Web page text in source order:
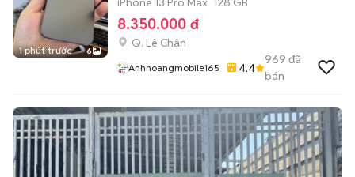
1 phút trước 6
8.350.000 đ
Q. Lê Chân
Anhhoangmobile165 4.4
969 đã
bán